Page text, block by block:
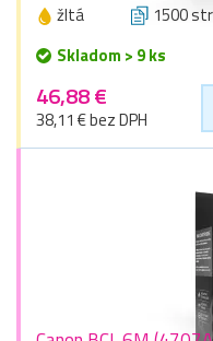
žltá 1500
Skladom > 9 ks
46,88 €
38,11 € bez DPH